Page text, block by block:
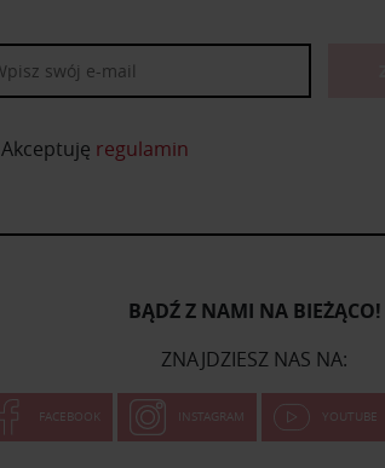
Akceptuję regulamin
BĄDŹ Z NAMI NA BIEŻĄCO!
ZNAJDZIESZ NAS NA:
FACEBOOK INSTAGRAM YOUTUBE